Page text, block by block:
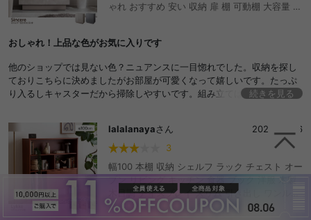
ゃれ おすすめ 安い 収納 扉 棚 可動棚 大容量 キ
い スリム リビング カフェ 一人暮らし ワンルー
おしゃれ！上品な色がお気に入りです
他のショップでは見ない色？ニュアンスに一目惚れでした。収納を探し
ておりこちらに決めましたがお部屋が可愛くなって嬉しいです。たっぷ
り入るしキャスターだから掃除しやすいです。組み立ては不慣れでした
続きを見る
lalalanayaさん
2026/07/26
3
幅100 本棚 収納 シェルフ ラック チェスト オー
プン リビング キッチン 食器 ブック 洋服 木製
木目調 ディスプレイ スリム 引き出し ワンルー
ム 一人暮らし マガジン 大容量 ウッド 韓国イン